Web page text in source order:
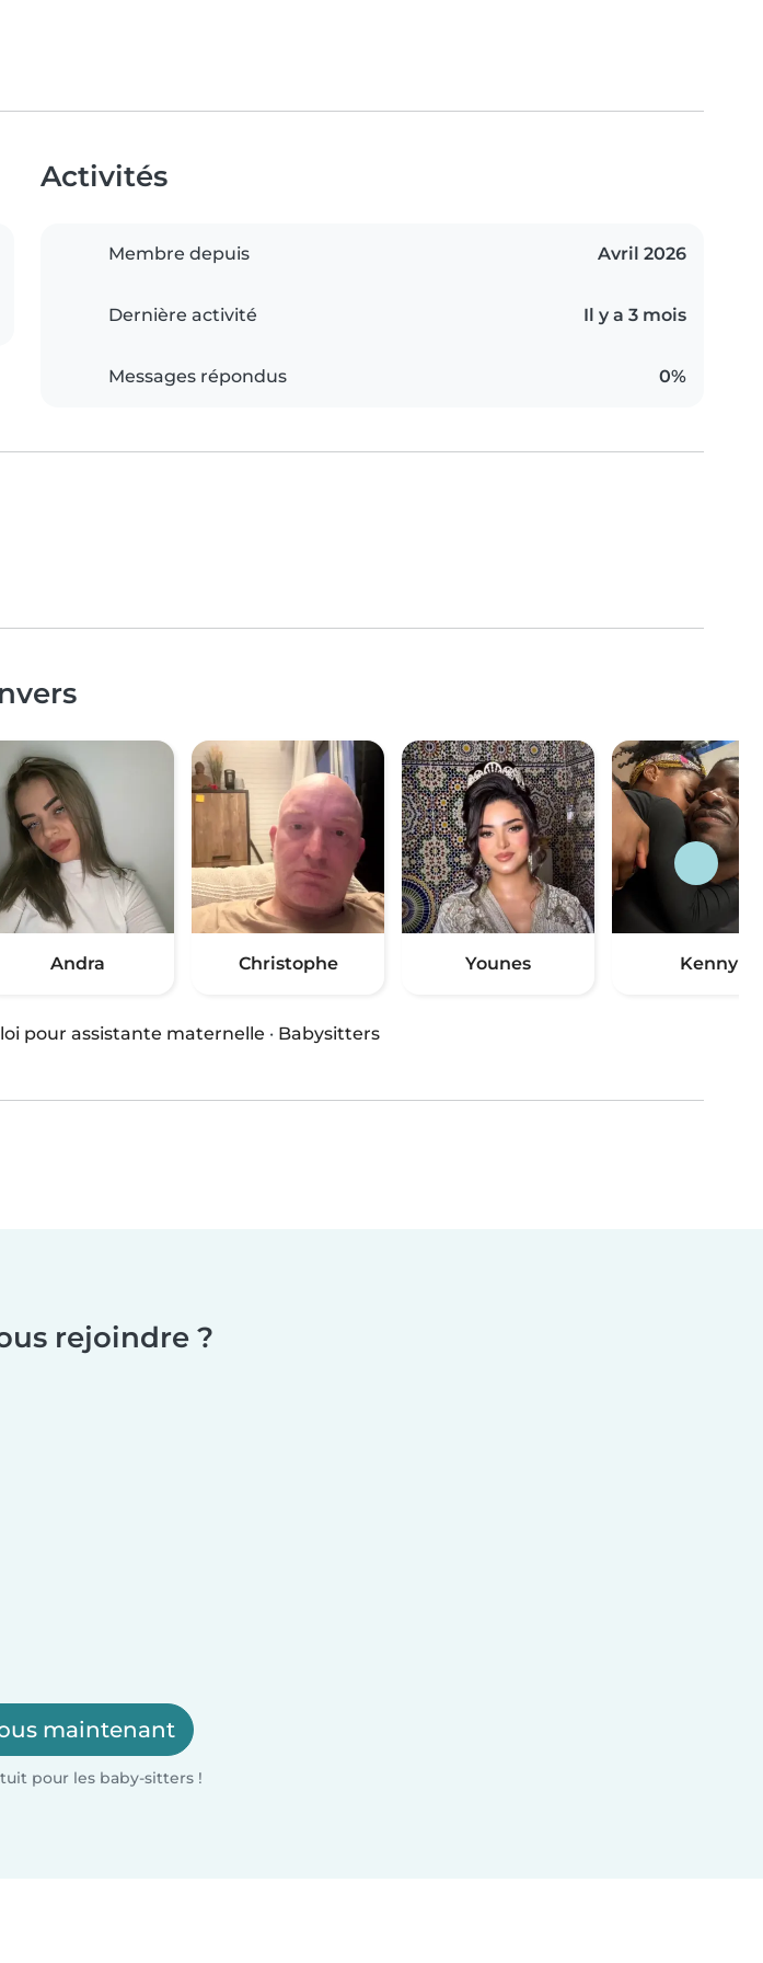
Activités
Membre depuis Avril 2026
Dernière activité Il y a 3 mois
Messages répondus 0%
Andra Christophe Younes Kenny
pour assistante maternelle · Babysitters
rejoindre ?
maintenant
pour les baby-sitters !